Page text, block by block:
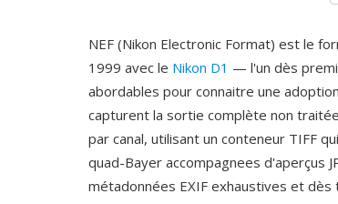
NEF (Nikon Electronic Format) est le
1999 avec le Nikon D1 — l'un dès
abordables pour connaitre une
capturent la sortie complète non
par canal, utilisant un conteneur TIFF
quad-Bayer accompagnees d'aperçus
métadonnées EXIF exhaustives et